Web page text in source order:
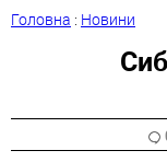
Головна : Новини